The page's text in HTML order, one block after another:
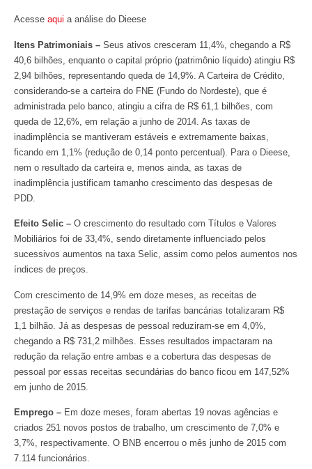
Acesse aqui a análise do Dieese
Itens Patrimoniais – Seus ativos cresceram 11,4%, chegando a R$
40,6 bilhões, enquanto o capital próprio (patrimônio líquido) atingiu R$
2,94 bilhões, representando queda de 14,9%. A Carteira de Crédito,
considerando-se a carteira do FNE (Fundo do Nordeste), que é
administrada pelo banco, atingiu a cifra de R$ 61,1 bilhões, com
queda de 12,6%, em relação a junho de 2014. As taxas de
inadimplência se mantiveram estáveis e extremamente baixas,
ficando em 1,1% (redução de 0,14 ponto percentual). Para o Dieese,
nem o resultado da carteira e, menos ainda, as taxas de
inadimplência justificam tamanho crescimento das despesas de
PDD.
Efeito Selic – O crescimento do resultado com Títulos e Valores
Mobiliários foi de 33,4%, sendo diretamente influenciado pelos
sucessivos aumentos na taxa Selic, assim como pelos aumentos nos
índices de preços.
Com crescimento de 14,9% em doze meses, as receitas de
prestação de serviços e rendas de tarifas bancárias totalizaram R$
1,1 bilhão. Já as despesas de pessoal reduziram-se em 4,0%,
chegando a R$ 731,2 milhões. Esses resultados impactaram na
redução da relação entre ambas e a cobertura das despesas de
pessoal por essas receitas secundárias do banco ficou em 147,52%
em junho de 2015.
Emprego – Em doze meses, foram abertas 19 novas agências e
criados 251 novos postos de trabalho, um crescimento de 7,0% e
3,7%, respectivamente. O BNB encerrou o mês junho de 2015 com
7.114 funcionários.